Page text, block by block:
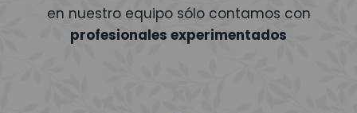
en nuestro equipo sólo contamos con
profesionales experimentados